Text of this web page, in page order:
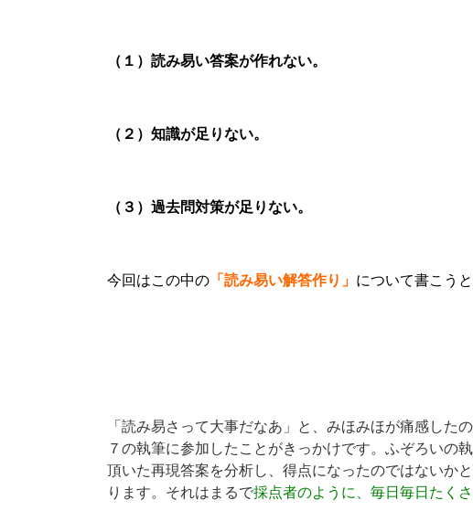
（１）読み易い答案が作れない。
（２）知識が足りない。
（３）過去問対策が足りない。
今回はこの中の 「読み易い解答作り」 について書こうと
「読み易さって大事だなあ」と、みほみほが痛感した
７の執筆に参加したことがきっかけです。ふぞろいの
頂いた再現答案を分析し、得点になったのではないか
ります。それはまるで採点者のように、毎日毎日たく